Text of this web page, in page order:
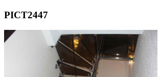
PICT2447